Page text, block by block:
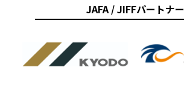
JAFA / JIFFパートナー